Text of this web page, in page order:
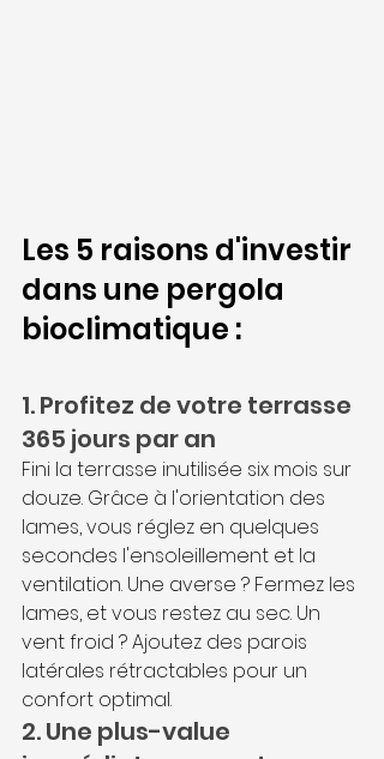
Les 5 raisons d'investir
dans une pergola
bioclimatique :
1. Profitez de votre terrasse
365 jours par an
Fini la terrasse inutilisée six mois sur
douze. Grâce à l'orientation des
lames, vous réglez en quelques
secondes l'ensoleillement et la
ventilation. Une averse ? Fermez les
lames, et vous restez au sec. Un
vent froid ? Ajoutez des parois
latérales rétractables pour un
confort optimal.
2. Une plus-value